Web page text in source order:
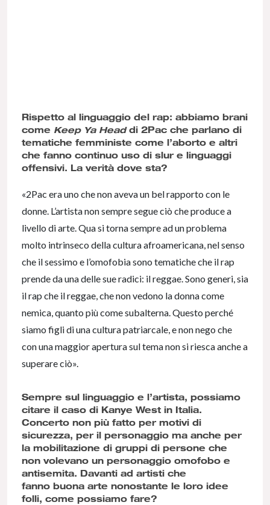
Rispetto al linguaggio del rap: abbiamo brani
come Keep Ya Headdi 2Pac che parlano di
tematiche femministe come l’aborto e altri
che fanno continuo uso di slur e linguaggi
offensivi. La verità dove sta?
«2Pac era uno che non aveva un bel rapporto con le
donne. L’artista non sempre segue ciò che produce a
livello di arte. Qua si torna sempre ad un problema
molto intrinseco della cultura afroamericana, nel senso
che il sessimo e l’omofobia sono tematiche che il rap
prende da una delle sue radici: il reggae. Sono generi, sia
il rap che il reggae, che non vedono la donna come
nemica, quanto più come subalterna. Questo perché
siamo figli di una cultura patriarcale, e non nego che
con una maggior apertura sul tema non si riesca anche a
superare ciò».
Sempre sul linguaggio e l’artista, possiamo
citare il caso di Kanye West in Italia.
Concerto non più fatto per motivi di
sicurezza, per il personaggio ma anche per
la mobilitazione di gruppi di persone che
non volevano un personaggio omofobo e
antisemita. Davanti ad artisti che
fanno buona arte nonostante le loro idee
folli, come possiamo fare?